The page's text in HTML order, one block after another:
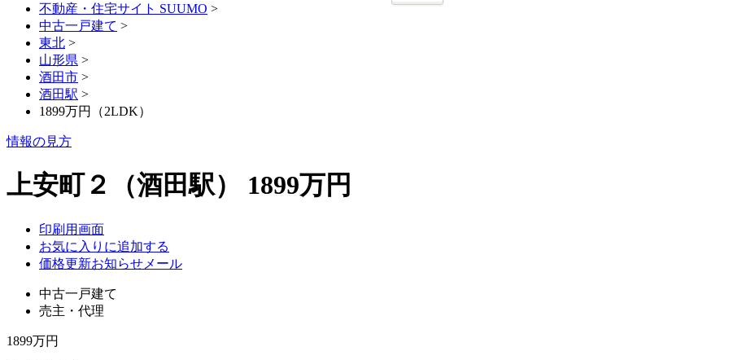
不動産・住宅サイト SUUMO >
中古一戸建て >
東北 >
山形県 >
酒田市 >
酒田駅 >
1899万円（2LDK）
情報の見方
上安町２（酒田駅） 1899万円
印刷用画面
お気に入りに追加する
価格更新お知らせメール
中古一戸建て
売主・代理
1899万円